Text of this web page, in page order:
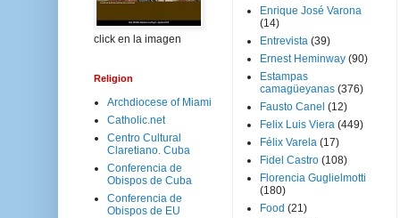
click en la imagen
Religion
Archdiocese of Miami
Catholic.net
Centro Cultural
Claretiano. Cuba
Conferencia de
Obispos de Cuba
Conferencia de
Obispos de EU
Enrique José Varona
(14)
Entrevista (39)
Ernest Heminway (90)
Estampas
camagüeyanas (376)
Fausto Canel (12)
Felix Luis Viera (449)
Félix Varela (17)
Fidel Castro (108)
Florencia Guglielmotti
(180)
Food (21)